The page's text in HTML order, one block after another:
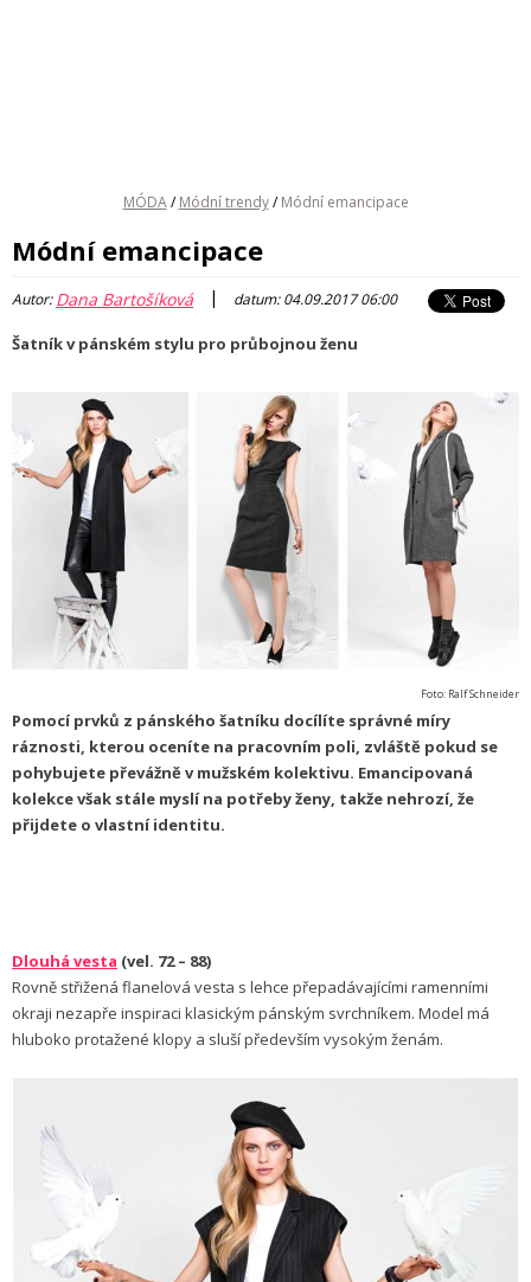
MÓDA / Módní trendy / Módní emancipace
Módní emancipace
Autor:Dana Bartošíková | datum: 04.09.2017 06:00
Šatník v pánském stylu pro průbojnou ženu
Foto: Ralf Schneider
Pomocí prvků z pánského šatníku docílíte správné míry
ráznosti, kterou oceníte na pracovním poli, zvláště pokud se
pohybujete převážně v mužském kolektivu. Emancipovaná
kolekce však stále myslí na potřeby ženy, takže nehrozí, že
přijdete o vlastní identitu.
Dlouhá vesta (vel. 72 – 88)
Rovně střižená flanelová vesta s lehce přepadávajícími ramenními
okraji nezapře inspiraci klasickým pánským svrchníkem. Model má
hluboko protažené klopy a sluší především vysokým ženám.